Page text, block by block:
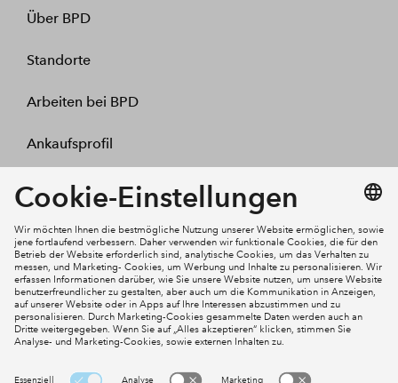
Über BPD
Standorte
Arbeiten bei BPD
Ankaufsprofil
Kontakt
Mein Konto
Social Media